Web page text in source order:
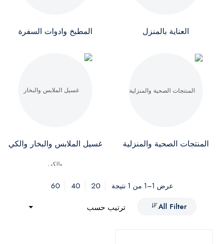
العناية بالمنزل المطبخ وادوات السفرة
المنتجات الصحية والمنزلية غسيل الملابس والبخار والكي
عرض 1–1 من 1 نتيجة 20
40
60
All Filter
ترتيب حسب